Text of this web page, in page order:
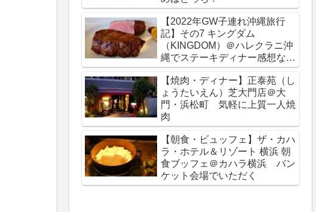
【2022年GW子連れ沖縄旅行
記】その7 キングダム
（KINGDOM）＠ハレクラニ沖
縄でステーキディナー感想など
をブログレビュー
【焼肉・ディナー】正泰苑（し
ょうたいえん）芝大門店＠大
門・浜松町 気軽に上質一人焼
肉
【朝食・ビュッフェ】ザ・カハ
ラ・ホテル＆リゾート 横浜 朝
食ブッフェ＠カハラ横浜 バン
ケット会場でいただく